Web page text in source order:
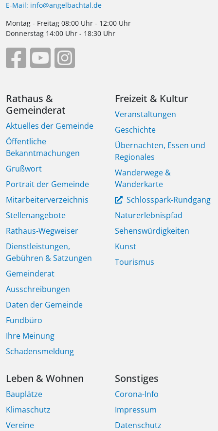
E-Mail: info@angelbachtal.de
Montag - Freitag 08:00 Uhr - 12:00 Uhr
Donnerstag 14:00 Uhr - 18:30 Uhr
Rathaus &
Gemeinderat
Aktuelles der Gemeinde
Öffentliche
Bekanntmachungen
Grußwort
Portrait der Gemeinde
Mitarbeiterverzeichnis
Stellenangebote
Rathaus-Wegweiser
Dienstleistungen,
Gebühren & Satzungen
Gemeinderat
Ausschreibungen
Daten der Gemeinde
Fundbüro
Ihre Meinung
Schadensmeldung
Freizeit & Kultur
Veranstaltungen
Geschichte
Übernachten, Essen und
Regionales
Wanderwege &
Wanderkarte
Schlosspark-Rundgang
Naturerlebnispfad
Sehenswürdigkeiten
Kunst
Tourismus
Leben & Wohnen
Bauplätze
Klimaschutz
Vereine
Sonstiges
Corona-Info
Impressum
Datenschutz